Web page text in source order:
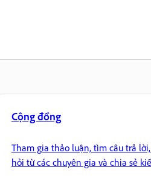
Cộng đồng
Tham gia thảo luận, tìm câu trả
hỏi từ các chuyên gia và chia sẻ